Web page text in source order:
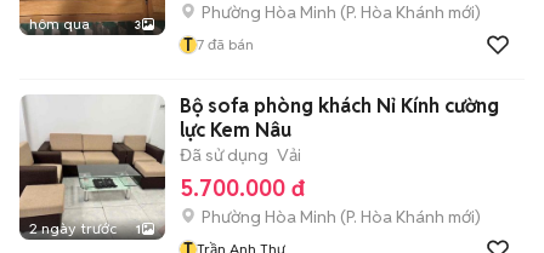
hôm qua 3
Phường Hòa Minh (P. Hòa Khánh mới)
T 7 đã bán
2 ngày trước 1
Bộ sofa phòng khách Nỉ Kính cường
lực Kem Nâu
Đã sử dụng Vải
5.700.000 đ
Phường Hòa Minh (P. Hòa Khánh mới)
Trần Anh Thư